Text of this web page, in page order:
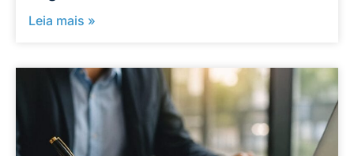
Leia mais »